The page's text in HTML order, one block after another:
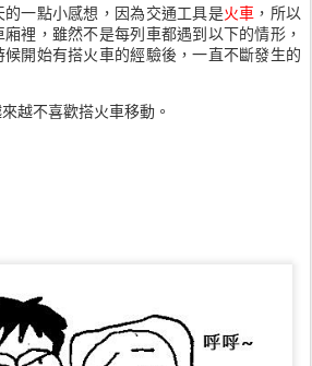
一點小感想，因為交通工具是火車 ，所以
裡，雖然不是每列車都遇到以下的情形，
開始有搭火車的經驗後，一直不斷發生的
越不喜歡搭火車移動。